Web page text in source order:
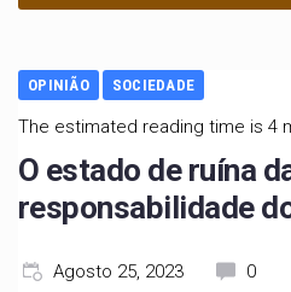
OPINIÃO SOCIEDADE
The estimated reading time is 4
O estado de ruína
responsabilidade
Agosto 25, 2023 0